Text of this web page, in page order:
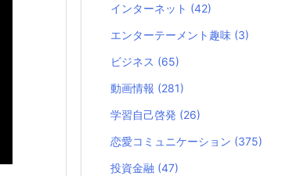
インターネット (42)
エンターテーメント趣味 (3)
ビジネス (65)
動画情報 (281)
学習自己啓発 (26)
恋愛コミュニケーション (375)
投資金融 (47)